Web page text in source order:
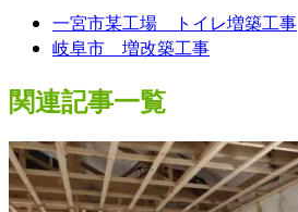
一宮市某工場 トイレ増築工事
岐阜市 増改築工事
関連記事一覧